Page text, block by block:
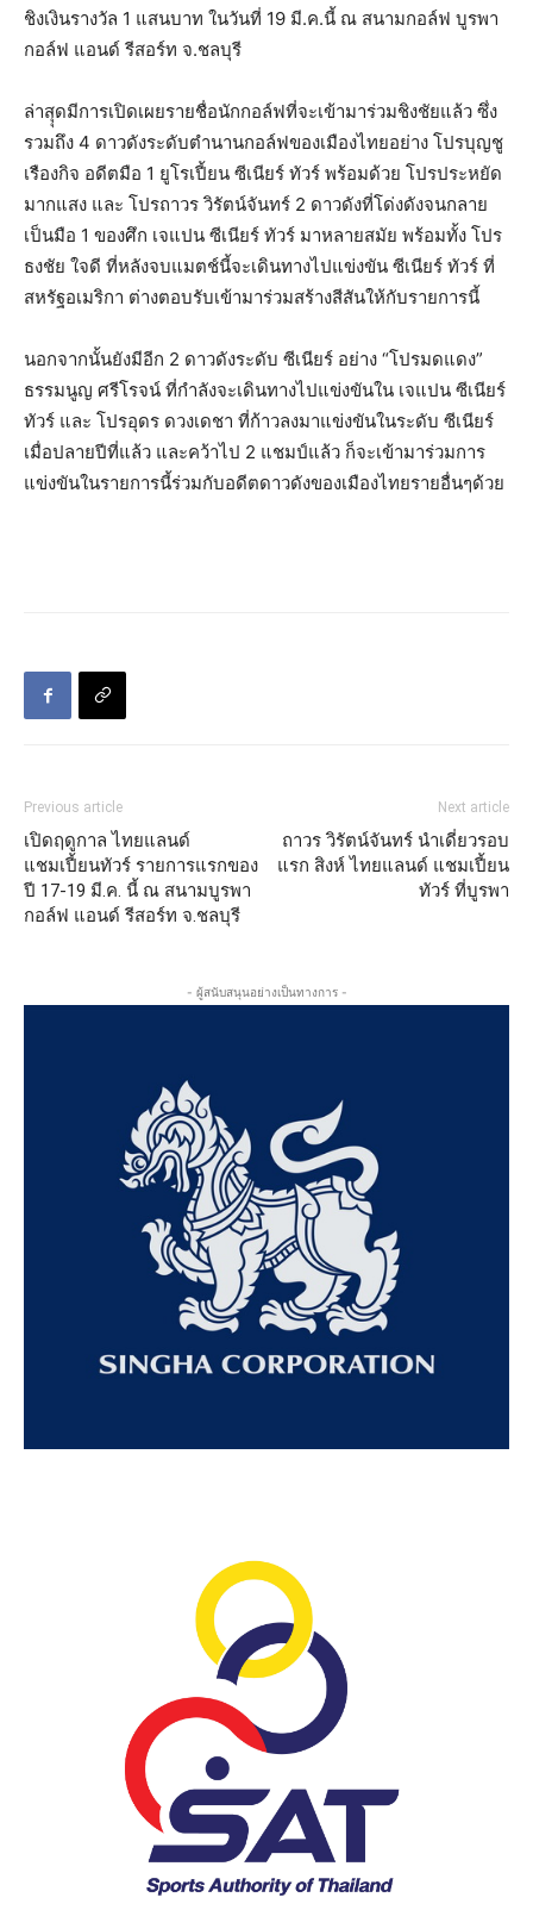
ชิงเงินรางวัล 1 แสนบาท ในวันที่ 19 มี.ค.นี้ ณ สนามกอล์ฟ บูรพา
กอล์ฟ แอนด์ รีสอร์ท จ.ชลบุรี
ล่าสุุดมีการเปิดเผยรายชื่อนักกอล์ฟที่จะเข้ามาร่วมชิงชัยแล้ว ซึ่ง
รวมถึง 4 ดาวดังระดับตำนานกอล์ฟของเมืองไทยอย่าง โปรบุญชู
เรืองกิจ อดีตมือ 1 ยูโรเปี้ยน ซีเนียร์ ทัวร์ พร้อมด้วย โปรประหยัด
มากแสง และ โปรถาวร วิรัตน์จันทร์ 2 ดาวดังที่โด่งดังจนกลาย
เป็นมือ 1 ของศึก เจแปน ซีเนียร์ ทัวร์ มาหลายสมัย พร้อมทั้ง โปร
ธงชัย ใจดี ที่หลังจบแมตช์นี้จะเดินทางไปแข่งขัน ซีเนียร์ ทัวร์ ที่
สหรัฐอเมริกา ต่างตอบรับเข้ามาร่วมสร้างสีสันให้กับรายการนี้
นอกจากนั้นยังมีอีก 2 ดาวดังระดับ ซีเนียร์ อย่าง “โปรมดแดง”
ธรรมนูญ ศรีโรจน์ ที่กำลังจะเดินทางไปแข่งขันใน เจแปน ซีเนียร์
ทัวร์ และ โปรอุดร ดวงเดชา ที่ก้าวลงมาแข่งขันในระดับ ซีเนียร์
เมื่อปลายปีที่แล้ว และคว้าไป 2 แชมป์แล้ว ก็จะเข้ามาร่วมการ
แข่งขันในรายการนี้ร่วมกับอดีตดาวดังของเมืองไทยรายอื่นๆด้วย
Previous article
เปิดฤดูกาล ไทยแลนด์
แชมเปี้ยนทัวร์ รายการแรกของ
ปี 17-19 มี.ค. นี้ ณ สนามบูรพา
กอล์ฟ แอนด์ รีสอร์ท จ.ชลบุรี
Next article
ถาวร วิรัตน์จันทร์ นำเดี่ยวรอบ
แรก สิงห์ ไทยแลนด์ แชมเปี้ยน
ทัวร์ ที่บูรพา
- ผู้สนับสนุนอย่างเป็นทางการ -